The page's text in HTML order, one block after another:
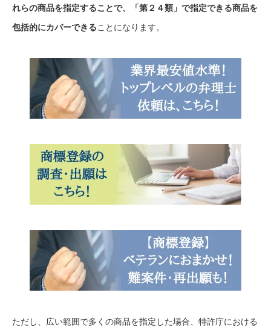
れらの商品を指定することで、「第２４類」で指定できる商品を
包括的にカバーできることになります。
ただし、広い範囲で多くの商品を指定した場合、特許庁における